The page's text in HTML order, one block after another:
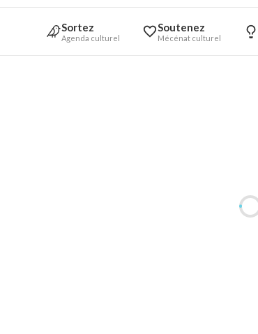
Sortez
Agenda culturel
Soutenez
Mécénat culturel